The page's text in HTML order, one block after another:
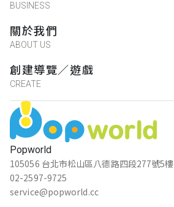
Popworld
105056 台北市松山區八德路四段277號5樓
02-2597-9725
service@popworld.cc
BUSINESS
關於我們
ABOUT US
創建導覽／遊戲
CREATE